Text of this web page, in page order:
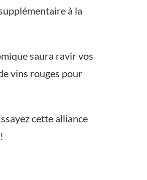
à la
saura ravir vos
vins rouges pour
cette alliance